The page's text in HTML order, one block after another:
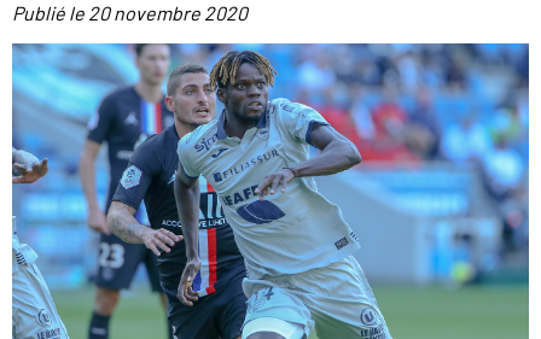
Publié le 20 novembre 2020